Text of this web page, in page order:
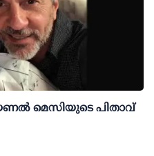
മെസിയുടെ പിതാവ്